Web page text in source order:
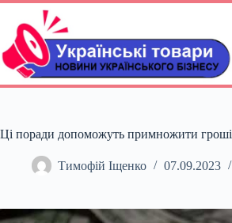
Перейти
вмісту
Ці поради допоможуть примножити гроші
Тимофій Іщенко 07.09.2023